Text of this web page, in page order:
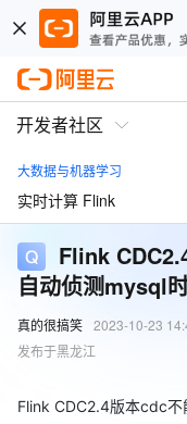
开发者社区
大数据与机器学习
实时计算 Flink
Flink
自动侦测mysql
真的很搞笑 2023-10-23
发布于黑龙江
Flink CDC2.4版本cdc不